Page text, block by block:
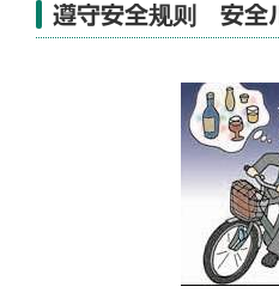
遵守安全规则 安全